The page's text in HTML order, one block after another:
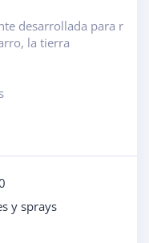
desarrollada para
la tierra
y sprays